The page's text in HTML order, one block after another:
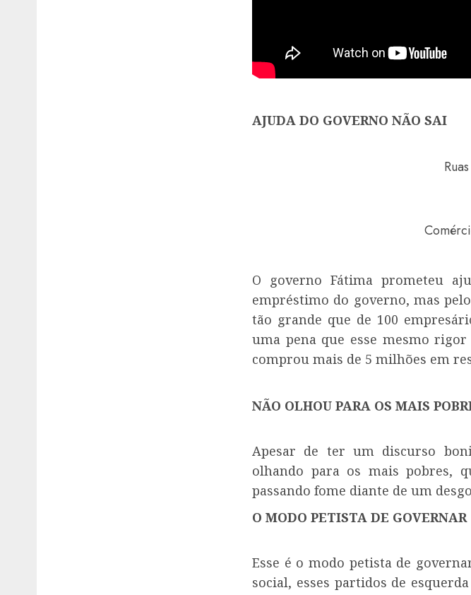
AJUDA DO GOVERNO NÃO SAI
O governo Fátima prometeu
empréstimo do governo, mas
tão grande que de 100
uma pena que esse mesmo
comprou mais de 5 milhões em
NÃO OLHOU PARA OS MAIS
Apesar de ter um discurso
olhando para os mais pobres,
passando fome diante de um
O MODO PETISTA DE GOVERNAR
Esse é o modo petista de
social, esses partidos de